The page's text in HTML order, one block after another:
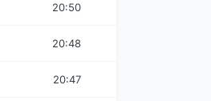
20:50
20:48
20:47